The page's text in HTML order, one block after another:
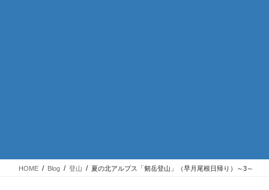
HOME Blog 登山 夏の北アルプス「剱岳登山」（早月尾根日帰り）～3～